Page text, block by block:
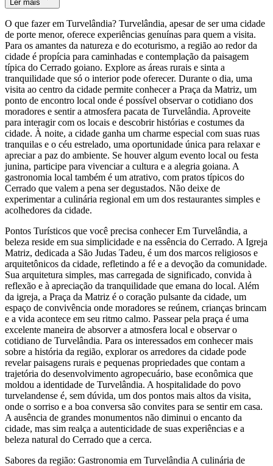
Ler mais
O que fazer em Turvelândia? Turvelândia, apesar de ser uma cidade
de porte menor, oferece experiências genuínas para quem a visita.
Para os amantes da natureza e do ecoturismo, a região ao redor da
cidade é propícia para caminhadas e contemplação da paisagem
típica do Cerrado goiano. Explore as áreas rurais e sinta a
tranquilidade que só o interior pode oferecer. Durante o dia, uma
visita ao centro da cidade permite conhecer a Praça da Matriz, um
ponto de encontro local onde é possível observar o cotidiano dos
moradores e sentir a atmosfera pacata de Turvelândia. Aproveite
para interagir com os locais e descobrir histórias e costumes da
cidade. À noite, a cidade ganha um charme especial com suas ruas
tranquilas e o céu estrelado, uma oportunidade única para relaxar e
apreciar a paz do ambiente. Se houver algum evento local ou festa
junina, participe para vivenciar a cultura e a alegria goiana. A
gastronomia local também é um atrativo, com pratos típicos do
Cerrado que valem a pena ser degustados. Não deixe de
experimentar a culinária regional em um dos restaurantes simples e
acolhedores da cidade.
Pontos Turísticos que você precisa conhecer Em Turvelândia, a
beleza reside em sua simplicidade e na essência do Cerrado. A Igreja
Matriz, dedicada a São Judas Tadeu, é um dos marcos religiosos e
arquitetônicos da cidade, refletindo a fé e a devoção da comunidade.
Sua arquitetura simples, mas carregada de significado, convida à
reflexão e à apreciação da tranquilidade que emana do local. Além
da igreja, a Praça da Matriz é o coração pulsante da cidade, um
espaço de convivência onde moradores se reúnem, crianças brincam
e a vida acontece em seu ritmo calmo. Passear pela praça é uma
excelente maneira de absorver a atmosfera local e observar o
cotidiano de Turvelândia. Para os interessados em conhecer mais
sobre a história da região, explorar os arredores da cidade pode
revelar paisagens rurais e pequenas propriedades que contam a
trajetória do desenvolvimento agropecuário, base econômica que
moldou a identidade de Turvelândia. A hospitalidade do povo
turvelandense é, sem dúvida, um dos pontos mais altos da visita,
onde o sorriso e a boa conversa são convites para se sentir em casa.
A ausência de grandes monumentos não diminui o encanto da
cidade, mas sim realça a autenticidade de suas experiências e a
beleza natural do Cerrado que a cerca.
Sabores da região: Gastronomia em Turvelândia A culinária de